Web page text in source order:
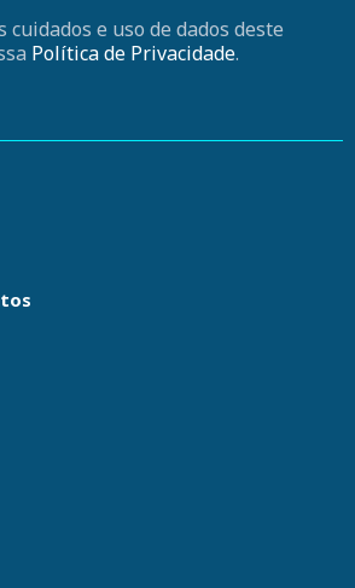
cuidados e uso de dados deste
Política de Privacidade.